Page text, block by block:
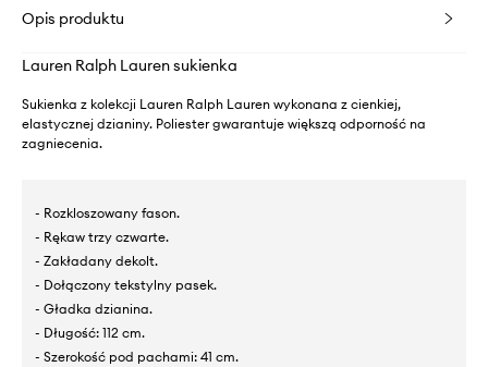
Opis produktu
Lauren Ralph Lauren sukienka
Sukienka z kolekcji Lauren Ralph Lauren wykonana z cienkiej,
elastycznej dzianiny. Poliester gwarantuje większą odporność na
zagniecenia.
- Rozkloszowany fason.
- Rękaw trzy czwarte.
- Zakładany dekolt.
- Dołączony tekstylny pasek.
- Gładka dzianina.
- Długość: 112 cm.
- Szerokość pod pachami: 41 cm.